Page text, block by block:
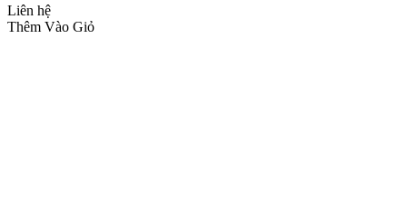
Liên hệ
Thêm Vào Giỏ